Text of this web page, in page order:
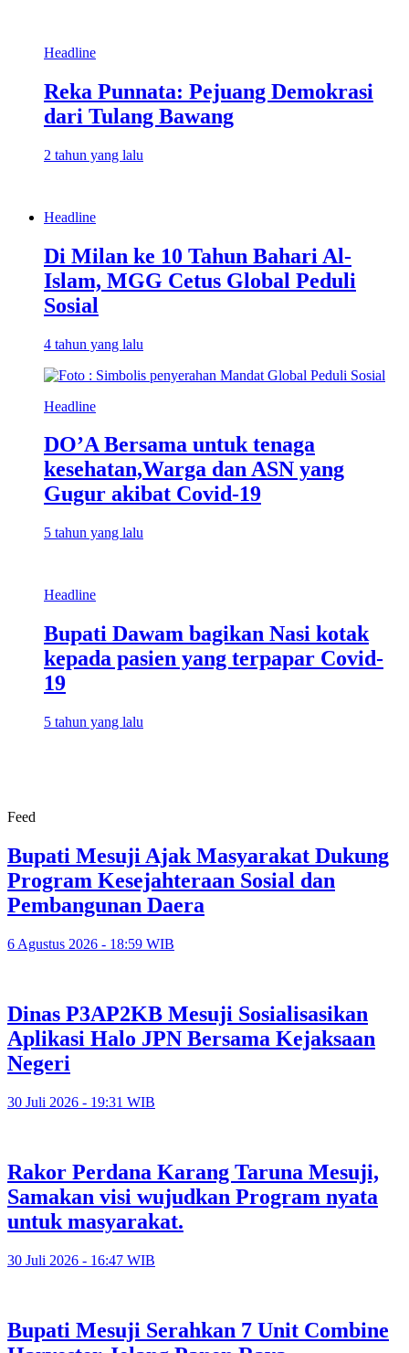
Headline
Reka Punnata: Pejuang Demokrasi
dari Tulang Bawang
2 tahun yang lalu
Headline
Di Milan ke 10 Tahun Bahari Al-
Islam, MGG Cetus Global Peduli
Sosial
4 tahun yang lalu
Headline
DO’A Bersama untuk tenaga
kesehatan,Warga dan ASN yang
Gugur akibat Covid-19
5 tahun yang lalu
Headline
Bupati Dawam bagikan Nasi kotak
kepada pasien yang terpapar Covid-
19
5 tahun yang lalu
Feed
Bupati Mesuji Ajak Masyarakat Dukung
Program Kesejahteraan Sosial dan
Pembangunan Daera
6 Agustus 2026 - 18:59 WIB
Dinas P3AP2KB Mesuji Sosialisasikan
Aplikasi Halo JPN Bersama Kejaksaan
Negeri
30 Juli 2026 - 19:31 WIB
Rakor Perdana Karang Taruna Mesuji,
Samakan visi wujudkan Program nyata
untuk masyarakat.
30 Juli 2026 - 16:47 WIB
Bupati Mesuji Serahkan 7 Unit Combine